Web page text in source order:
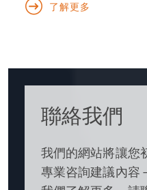
了解更多
聯絡我們
我們的網站將讓您
專業咨詢建議內